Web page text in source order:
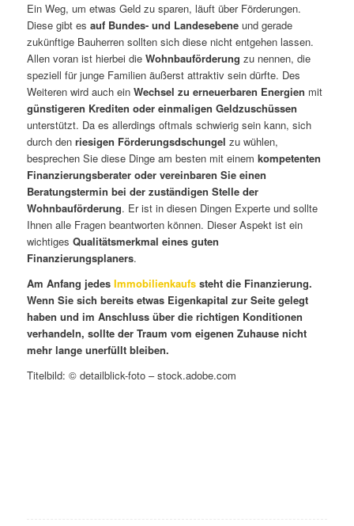
Ein Weg, um etwas Geld zu sparen, läuft über Förderungen.
Diese gibt es auf Bundes- und Landesebeneund gerade
zukünftige Bauherren sollten sich diese nicht entgehen lassen.
Allen voran ist hierbei die Wohnbauförderung zu nennen, die
speziell für junge Familien äußerst attraktiv sein dürfte. Des
Weiteren wird auch ein Wechsel zu erneuerbaren Energien mit
günstigeren Krediten oder einmaligen Geldzuschüssen
unterstützt. Da es allerdings oftmals schwierig sein kann, sich
durch den riesigen Förderungsdschungel zu wühlen,
besprechen Sie diese Dinge am besten mit einem kompetenten
Finanzierungsberater oder vereinbaren Sie einen
Beratungstermin bei der zuständigen Stelle der
Wohnbauförderung. Er ist in diesen Dingen Experte und sollte
Ihnen alle Fragen beantworten können. Dieser Aspekt ist ein
wichtiges Qualitätsmerkmal eines guten
Finanzierungsplaners.
Am Anfang jedes Immobilienkaufssteht die Finanzierung.
Wenn Sie sich bereits etwas Eigenkapital zur Seite gelegt
haben und im Anschluss über die richtigen Konditionen
verhandeln, sollte der Traum vom eigenen Zuhause nicht
mehr lange unerfüllt bleiben.
Titelbild: © detailblick-foto – stock.adobe.com